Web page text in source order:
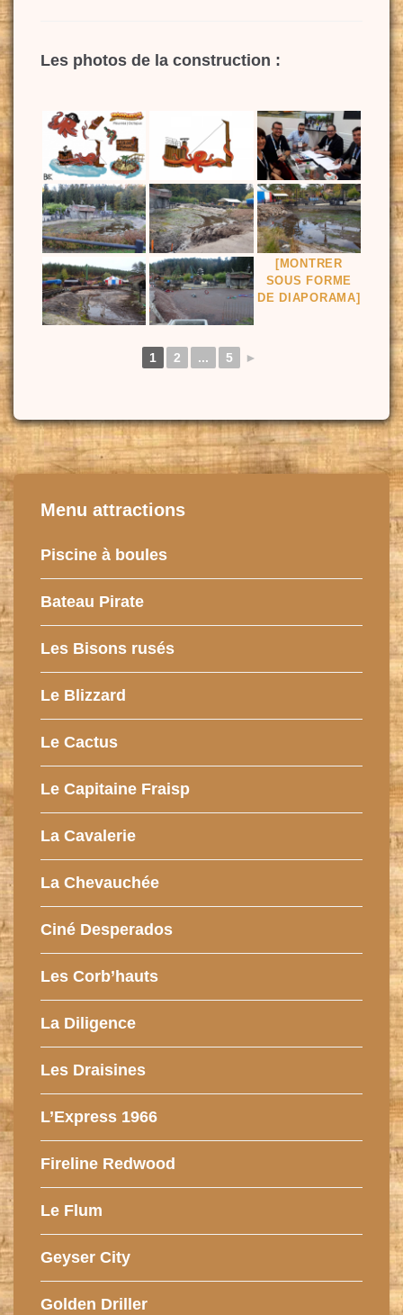
Les photos de la construction :
[MONTRER
SOUS FORME
DE DIAPORAMA]
1 2 ... 5 ►
Menu attractions
Piscine à boules
Bateau Pirate
Les Bisons rusés
Le Blizzard
Le Cactus
Le Capitaine Fraisp
La Cavalerie
La Chevauchée
Ciné Desperados
Les Corb’hauts
La Diligence
Les Draisines
L’Express 1966
Fireline Redwood
Le Flum
Geyser City
Golden Driller